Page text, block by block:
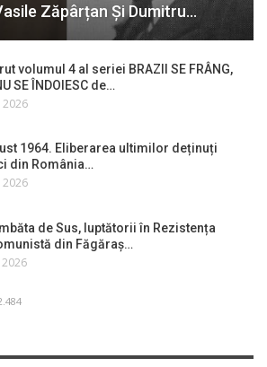
Zăpârțan Și Dumitru…
volumul 4 al seriei BRAZII SE FRÂNG,
SE ÎNDOIESC de…
2026
1964. Eliberarea ultimilor deținuți
din România…
2026
de Sus, luptătorii în Rezistența
din Făgăraș…